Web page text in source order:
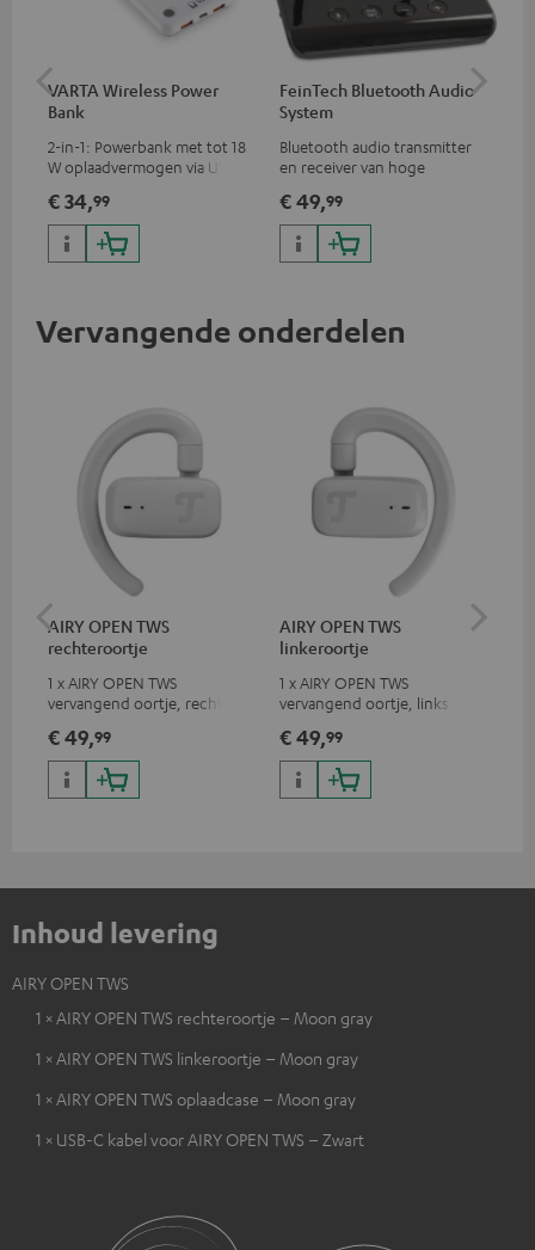
VARTA Wireless Power
Bank
2-in-1: Powerbank met tot 18
W oplaadvermogen via USB
met tot 10 W
oplaadvermogen
€ 34,99
FeinTech Bluetooth Audio
System
Bluetooth audio transmitter
en receiver van hoge
Teufel bluetooth
koptelefoons, complete
audiosystemen en soundbars
€ 49,99
Vervangende onderdelen
AIRY OPEN TWS
rechteroortje
1 x AIRY OPEN TWS
vervangend oortje, rechts
€ 49,99
AIRY OPEN TWS
linkeroortje
1 x AIRY OPEN TWS
vervangend oortje, links
€ 49,99
Inhoud levering
AIRY OPEN TWS
1 × AIRY OPEN TWS rechteroortje – Moon gray
1 × AIRY OPEN TWS linkeroortje – Moon gray
1 × AIRY OPEN TWS oplaadcase – Moon gray
1 × USB-C kabel voor AIRY OPEN TWS – Zwart